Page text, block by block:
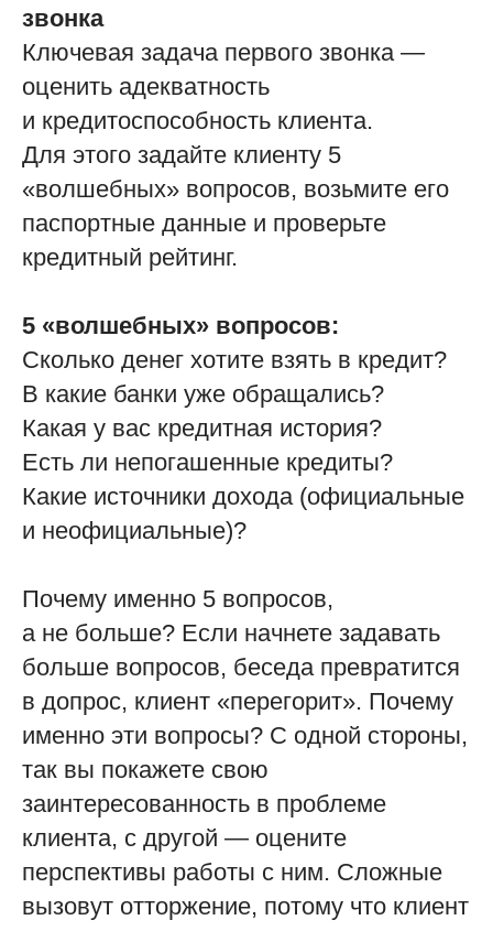
звонка
Ключевая задача первого звонка —
оценить адекватность
и кредитоспособность клиента.
Для этого задайте клиенту 5
«волшебных» вопросов, возьмите его
паспортные данные и проверьте
кредитный рейтинг.
5 «волшебных» вопросов:
Сколько денег хотите взять в кредит?
В какие банки уже обращались?
Какая у вас кредитная история?
Есть ли непогашенные кредиты?
Какие источники дохода (официальные
и неофициальные)?
Почему именно 5 вопросов,
а не больше? Если начнете задавать
больше вопросов, беседа превратится
в допрос, клиент «перегорит». Почему
именно эти вопросы? С одной стороны,
так вы покажете свою
заинтересованность в проблеме
клиента, с другой — оцените
перспективы работы с ним. Сложные
вызовут отторжение, потому что клиент